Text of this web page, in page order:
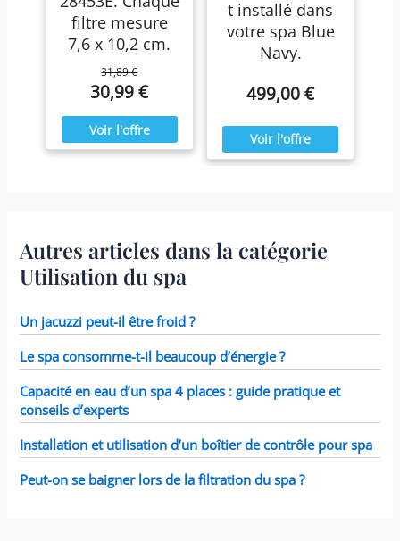
filtre mesure
7,6 x 10,2 cm.
31,89 €
30,99 €
t installé dans
votre spa Blue
Navy.
499,00 €
Autres articles dans la catégorie
Utilisation du spa
Un jacuzzi peut-il être froid ?
Le spa consomme-t-il beaucoup d’énergie ?
Capacité en eau d’un spa 4 places : guide pratique et
conseils d’experts
Installation et utilisation d’un boîtier de contrôle pour spa
Peut-on se baigner lors de la filtration du spa ?